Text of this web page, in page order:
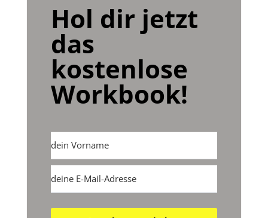
Hol dir jetzt
das
kostenlose
Workbook!